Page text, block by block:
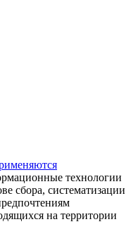
технологии
сбора, систематизации
на территории